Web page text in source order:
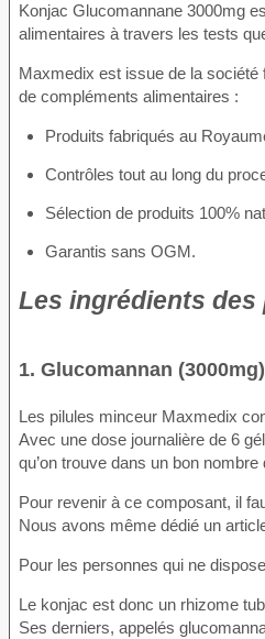
Konjac Glucomannane 3000mg
alimentaires à travers les tests
Maxmedix est issue de la
de compléments alimentaires :
Produits fabriqués au
Contrôles tout au long du
Sélection de produits 100%
Garantis sans OGM.
Les ingrédients des
1. Glucomannan
Les pilules minceur Maxmedix
Avec une dose journalière de 6
qu’on trouve dans un bon
Pour revenir à ce composant, il
Nous avons même dédié un
Pour les personnes qui ne
Le konjac est donc un rhizome
Ses derniers, appelés